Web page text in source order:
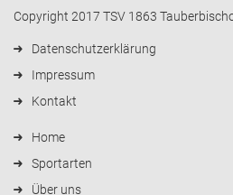
Copyright 2017 TSV 1863
Datenschutzerklärung
Impressum
Kontakt
Home
Sportarten
Über uns